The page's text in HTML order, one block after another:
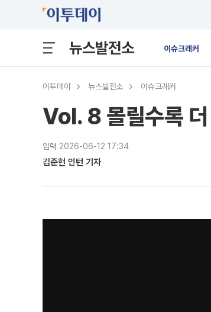
뉴스발전소 이슈크래커
이투데이 뉴스발전소 이슈크래커
Vol. 8 몰릴수록
입력 2026-06-12 17:34
김준현 인턴 기자